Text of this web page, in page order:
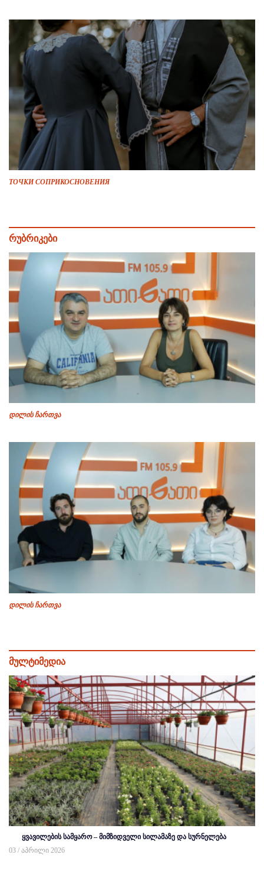
ТОЧКИ СОПРИКОСНОВЕНИЯ
რუბრიკები
დილის ჩართვა
დილის ჩართვა
მულტიმედია
ყვავილების სამყარო – მიმზიდველი სილამაზე და სურნელება
03 / აპრილი 2026